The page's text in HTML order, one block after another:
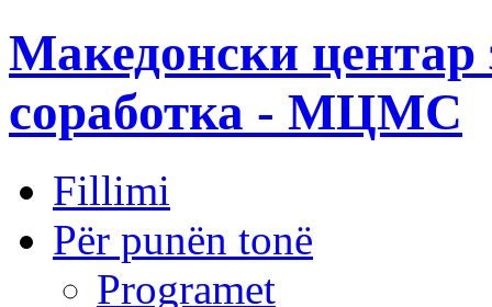
Македонски центар
соработка - МЦМС
Fillimi
Për punën tonë
Programet